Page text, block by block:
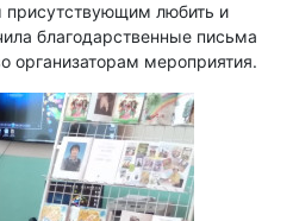
присутствующим любить и
благодарственные письма
организаторам мероприятия.